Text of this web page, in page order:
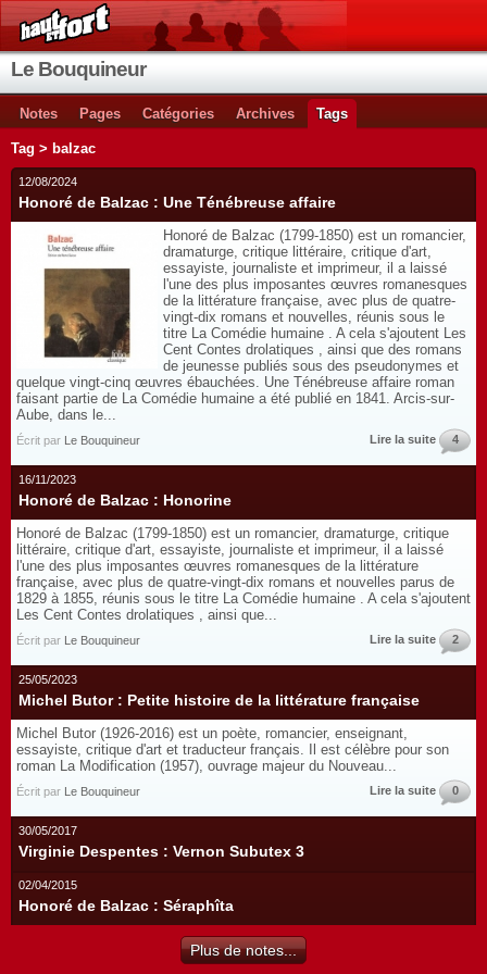
Le Bouquineur
Notes Pages Catégories Archives Tags
Tag > balzac
12/08/2024
Honoré de Balzac : Une Ténébreuse affaire
Honoré de Balzac (1799-1850) est un romancier,
dramaturge, critique littéraire, critique d'art,
essayiste, journaliste et imprimeur, il a laissé
l'une des plus imposantes œuvres romanesques
de la littérature française, avec plus de quatre-
vingt-dix romans et nouvelles, réunis sous le
titre La Comédie humaine . A cela s'ajoutent Les
Cent Contes drolatiques , ainsi que des romans
de jeunesse publiés sous des pseudonymes et
quelque vingt-cinq œuvres ébauchées. Une Ténébreuse affaire roman
faisant partie de La Comédie humaine a été publié en 1841. Arcis-sur-
Aube, dans le...
Écrit par Le Bouquineur Lire la suite 4
16/11/2023
Honoré de Balzac : Honorine
Honoré de Balzac (1799-1850) est un romancier, dramaturge, critique
littéraire, critique d'art, essayiste, journaliste et imprimeur, il a laissé
l'une des plus imposantes œuvres romanesques de la littérature
française, avec plus de quatre-vingt-dix romans et nouvelles parus de
1829 à 1855, réunis sous le titre La Comédie humaine . A cela s'ajoutent
Les Cent Contes drolatiques , ainsi que...
Écrit par Le Bouquineur Lire la suite 2
25/05/2023
Michel Butor : Petite histoire de la littérature française
Michel Butor (1926-2016) est un poète, romancier, enseignant,
essayiste, critique d'art et traducteur français. Il est célèbre pour son
roman La Modification (1957), ouvrage majeur du Nouveau...
Écrit par Le Bouquineur Lire la suite 0
30/05/2017
Virginie Despentes : Vernon Subutex 3
02/04/2015
Honoré de Balzac : Séraphîta
Plus de notes...